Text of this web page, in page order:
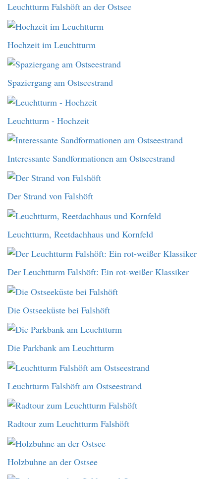
Leuchtturm Falshöft an der Ostsee
Hochzeit im Leuchtturm
Spaziergang am Ostseestrand
Leuchtturm - Hochzeit
Interessante Sandformationen am Ostseestrand
Der Strand von Falshöft
Leuchtturm, Reetdachhaus und Kornfeld
Der Leuchtturm Falshöft: Ein rot-weißer Klassiker
Die Ostseeküste bei Falshöft
Die Parkbank am Leuchtturm
Leuchtturm Falshöft am Ostseestrand
Radtour zum Leuchtturm Falshöft
Holzbuhne an der Ostsee